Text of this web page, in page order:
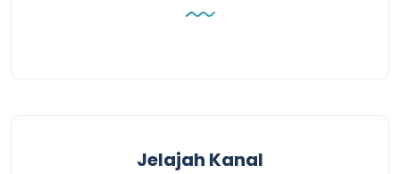
Jelajah Kanal